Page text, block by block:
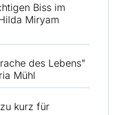
Biss im
Miryam
des Lebens"
Mühl
kurz für